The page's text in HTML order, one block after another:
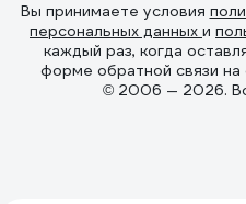
Вы принимаете условия
персональных данных и
каждый раз, когда
форме обратной связи
© 2006 — 2026.